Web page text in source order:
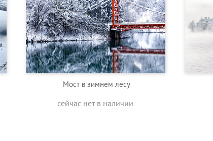
Мост в зимнем лесу
сейчас нет в наличии